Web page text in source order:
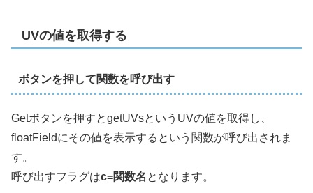
UVの値を取得する
ボタンを押して関数を呼び出す
Getボタンを押すとgetUVsというUVの値を取得し、
floatFieldにその値を表示するという関数が呼び出されま
す。
呼び出すフラグはc=関数名 となります。